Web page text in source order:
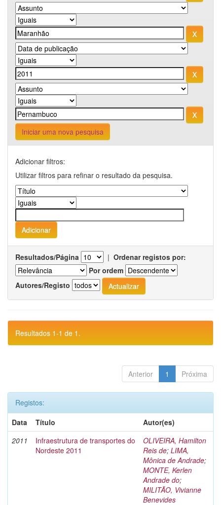
Iniciar uma nova pesquisa
Adicionar filtros:
Utilizar filtros para refinar o resultado da pesquisa.
Resultados/Página | Ordenar registos por:
Por ordem
Autores/Registo
Resultados 1-1 de 1.
Anterior 1 Próxima
Registos:
Data
Título
Autor(es)
2011
Infraestrutura de transportes do
Nordeste 2011
OLIVEIRA, Hamilton
Reis de; LIMA,
Mônica de Andrade;
MONTE, Kerlen
Andrade do;
MILITÃO, Vivianne
Benevides